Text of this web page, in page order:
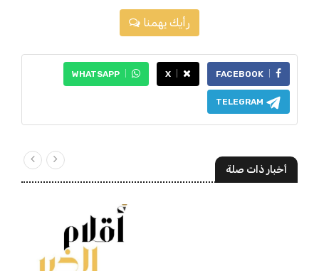
رأيك يهمنا
FACEBOOK
X
WHATSAPP
TELEGRAM
أخبار ذات صلة